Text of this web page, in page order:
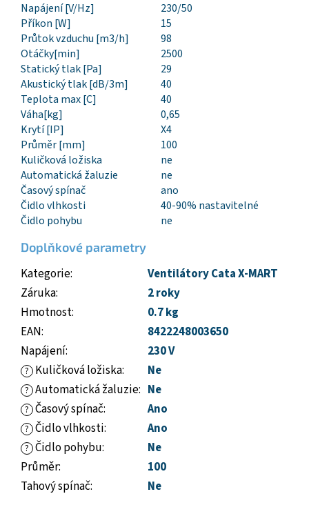
Napájení [V/Hz]
230/50
Příkon [W]
15
Průtok vzduchu [m3/h]
98
Otáčky[min]
2500
Statický tlak [Pa]
29
Akustický tlak [dB/3m]
40
Teplota max [C]
40
Váha[kg]
0,65
Krytí [IP]
X4
Průměr [mm]
100
Kuličková ložiska
ne
Automatická žaluzie
ne
Časový spínač
ano
Čidlo vlhkosti
40-90% nastavitelné
Čidlo pohybu
ne
Doplňkové parametry
Kategorie:
Ventilátory Cata X-MART
Záruka:
2 roky
Hmotnost:
0.7 kg
EAN:
8422248003650
Napájení: 230 V
? Kuličková ložiska: Ne
? Automatická žaluzie: Ne
? Časový spínač: Ano
? Čidlo vlhkosti: Ano
? Čidlo pohybu:
Ne
Průměr:
100
Tahový spínač: Ne